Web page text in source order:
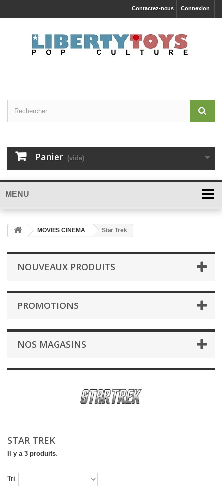
Connexion
Contactez-nous
Panier (vide)
MENU
MOVIES CINEMA Star Trek
NOUVEAUX PRODUITS
PROMOTIONS
NOS MAGASINS
STAR TREK
Il y a 3 produits.
Tri